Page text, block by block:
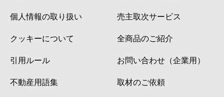
個人情報の取り扱い
クッキーについて
引用ルール
不動産用語集
売主取次サービス
全商品のご紹介
お問い合わせ（企業用）
取材のご依頼